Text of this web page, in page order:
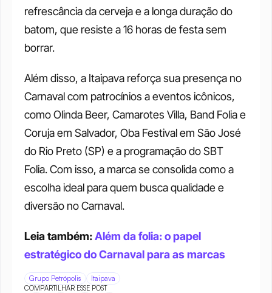
refrescância da cerveja e a longa duração do
batom, que resiste a 16 horas de festa sem
borrar.
Além disso, a Itaipava reforça sua presença no
Carnaval com patrocínios a eventos icônicos,
como Olinda Beer, Camarotes Villa, Band Folia e
Coruja em Salvador, Oba Festival em São José
do Rio Preto (SP) e a programação do SBT
Folia. Com isso, a marca se consolida como a
escolha ideal para quem busca qualidade e
diversão no Carnaval.
Leia também: Além da folia: o papel
estratégico do Carnaval para as marcas
Grupo Petrópolis Itaipava
COMPARTILHAR ESSE POST